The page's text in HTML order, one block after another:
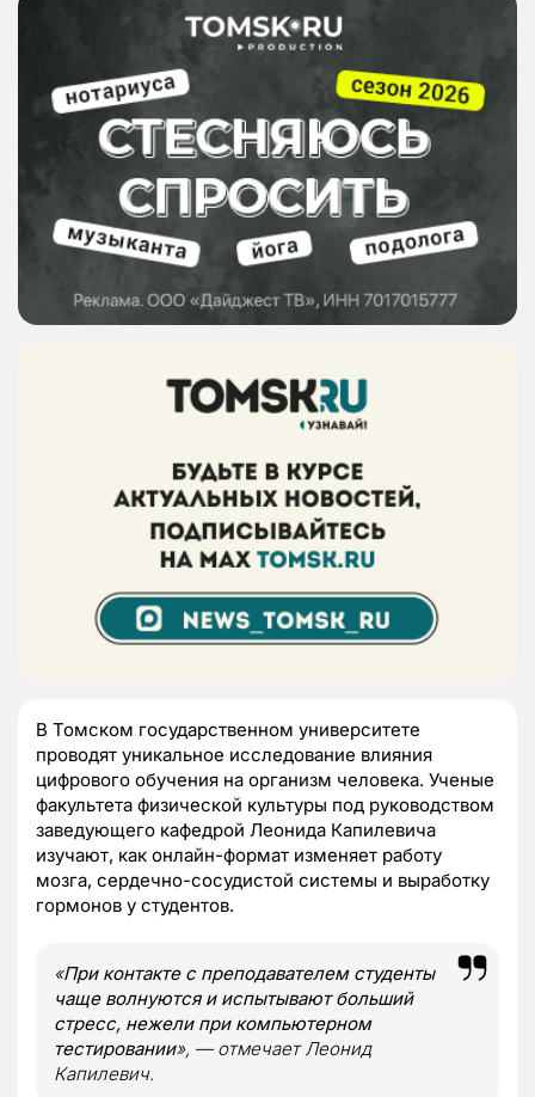
В Томском государственном университете
проводят уникальное исследование влияния
цифрового обучения на организм человека. Ученые
факультета физической культуры под руководством
заведующего кафедрой Леонида Капилевича
изучают, как онлайн-формат изменяет работу
мозга, сердечно-сосудистой системы и выработку
гормонов у студентов.
«При контакте с преподавателем студенты
чаще волнуются и испытывают больший
стресс, нежели при компьютерном
тестировании», — отмечает Леонид
Капилевич.